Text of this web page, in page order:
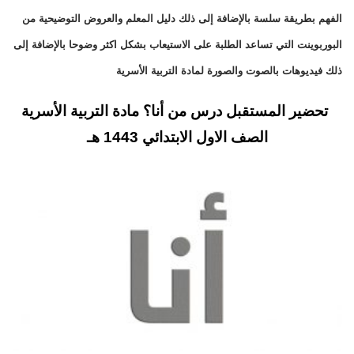
الفهم بطريقة سلسة بالإضافة إلى ذلك دليل المعلم والعروض التوضيحية من
البوربوينت التي تساعد الطلبة على الاستيعاب بشكل اكثر وضوحا بالإضافة إلى
ذلك فيديوهات بالصوت والصورة لمادة التربية الأسرية
تحضير المستقبل درس من أنا؟ مادة التربية الأسرية
الصف الاول الابتدائي 1443 هـ